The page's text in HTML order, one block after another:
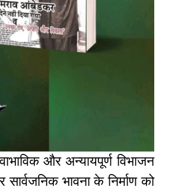
और अन्यायपूर्ण विभाजन
भावना के निर्माण को